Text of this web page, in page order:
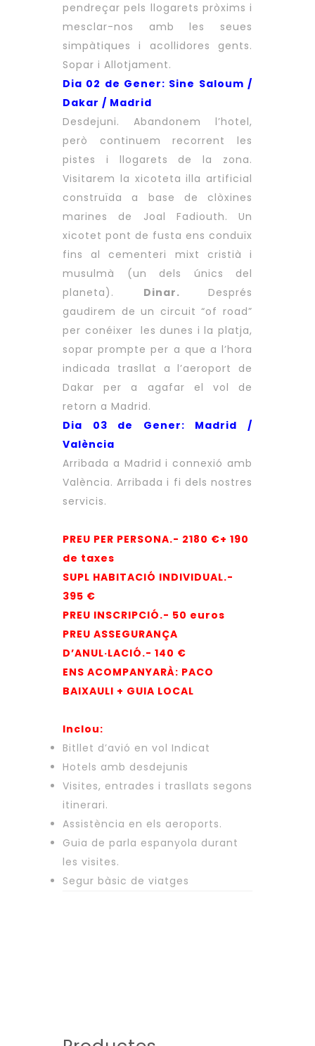
pendreçar pels llogarets pròxims i
mesclar-nos amb les seues
simpàtiques i acollidores gents.
Sopar i Allotjament.
Dia 02 de Gener: Sine Saloum /
Dakar / Madrid
Desdejuni. Abandonem l’hotel,
però continuem recorrent les
pistes i llogarets de la zona.
Visitarem la xicoteta illa artificial
construïda a base de clòxines
marines de Joal Fadiouth. Un
xicotet pont de fusta ens conduïx
fins al cementeri mixt cristià i
musulmà (un dels únics del
planeta). Dinar. Després
gaudirem de un circuit “of road”
per conéixer les dunes i la platja,
sopar prompte per a que a l’hora
indicada trasllat a l’aeroport de
Dakar per a agafar el vol de
retorn a Madrid.
Dia 03 de Gener: Madrid /
València
Arribada a Madrid i connexió amb
València. Arribada i fi dels nostres
servicis.
PREU PER PERSONA.- 2180 €+ 190
de taxes
SUPL HABITACIÓ INDIVIDUAL.-
395 €
PREU INSCRIPCIÓ.- 50 euros
PREU ASSEGURANÇA
D’ANUL·LACIÓ.- 140 €
ENS ACOMPANYARÀ: PACO
BAIXAULI + GUIA LOCAL
Inclou:
Bitllet d’avió en vol Indicat
Hotels amb desdejunis
Visites, entrades i trasllats segons
itinerari.
Assistència en els aeroports.
Guia de parla espanyola durant
les visites.
Segur bàsic de viatges